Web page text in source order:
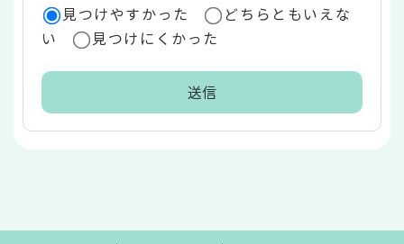
見つけやすかった
どちらともいえな
い
見つけにくかった
で